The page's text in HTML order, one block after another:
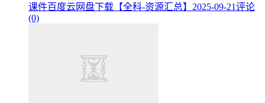
课件百度云网盘下载【全科-资源汇总】 2025-09-21评论
(0)